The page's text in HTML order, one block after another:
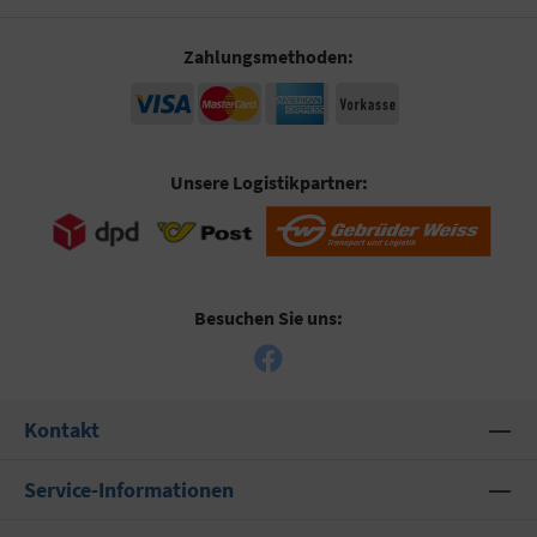
Zahlungsmethoden:
Unsere Logistikpartner:
Besuchen Sie uns:
Kontakt
Service-Informationen